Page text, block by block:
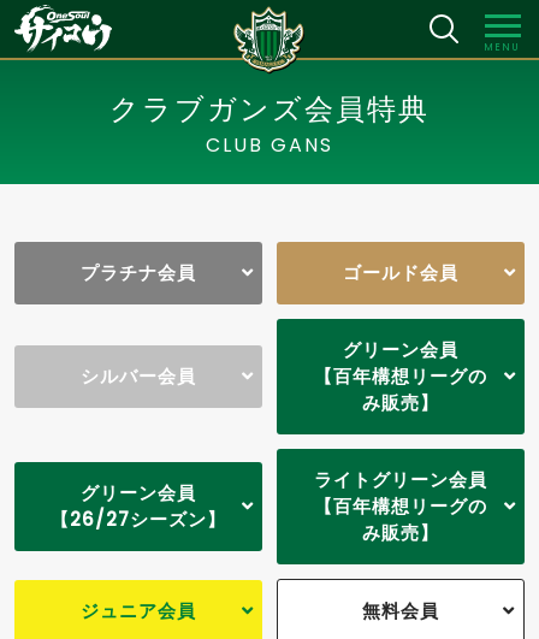
MENU
クラブガンズ会員特典
CLUB GANS
プラチナ会員 ゴールド会員
シルバー会員
グリーン会員
【百年構想リーグの
み販売】
グリーン会員
【26/27シーズン】
ライトグリーン会員
【百年構想リーグの
み販売】
ジュニア会員 無料会員